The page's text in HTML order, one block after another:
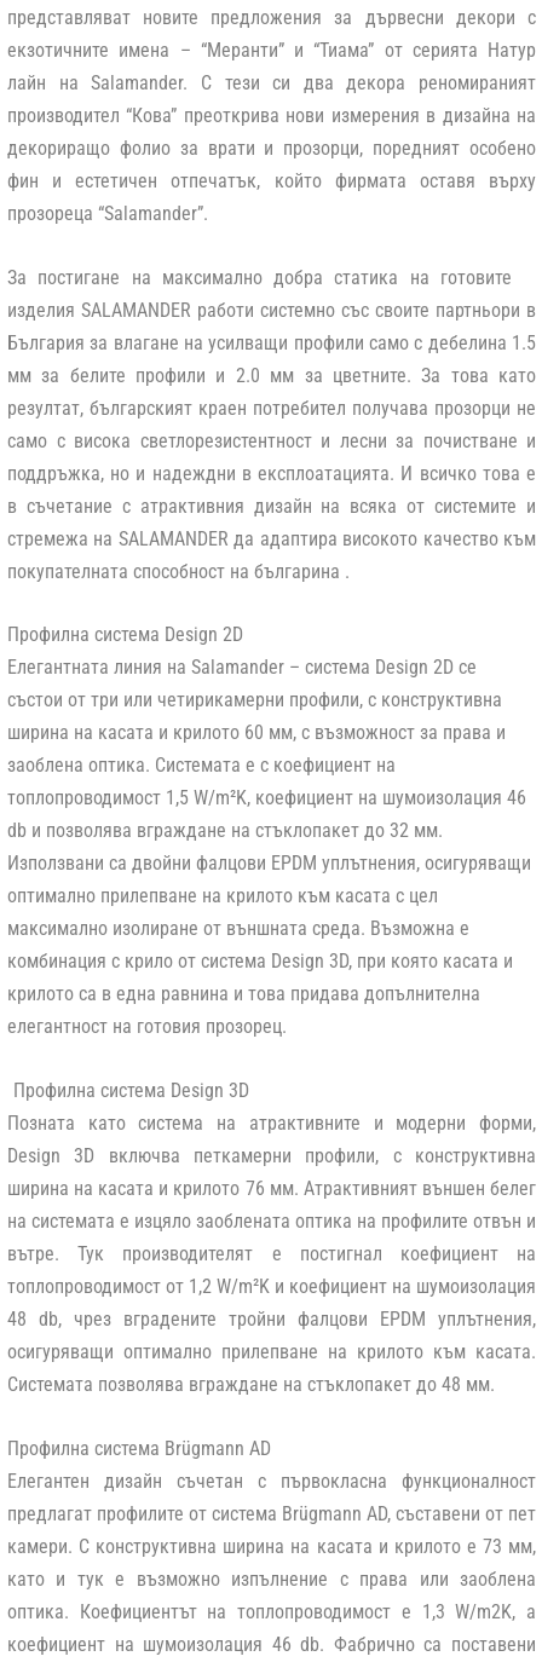
представляват новите предложения за дървесни декори с
екзотичните имена – “Меранти” и “Тиама” от серията Натур
лайн на Salamander. С тези си два декора реномираният
производител “Кова” преоткрива нови измерения в дизайна на
декориращо фолио за врати и прозорци, поредният особено
фин и естетичен отпечатък, който фирмата оставя върху
прозореца “Salamander”.
За постигане на максимално добра статика на готовите
изделия SALAMANDER работи системно със своите партньори в
България за влагане на усилващи профили само с дебелина 1.5
мм за белите профили и 2.0 мм за цветните. За това като
резултат, българският краен потребител получава прозорци не
само с висока светлорезистентност и лесни за почистване и
поддръжка, но и надеждни в експлоатацията. И всичко това е
в съчетание с атрактивния дизайн на всяка от системите и
стремежа на SALAMANDER да адаптира високото качество към
покупателната способност на българина .
Профилна система Design 2D
Елегантната линия на Salamander – система Design 2D се
състои от три или четирикамерни профили, с конструктивна
ширина на касата и крилото 60 мм, с възможност за права и
заоблена оптика. Системата е с коефициент на
топлопроводимост 1,5 W/m²K, коефициент на шумоизолация 46
db и позволява вграждане на стъклопакет до 32 мм.
Използвани са двойни фалцови EPDM уплътнения, осигуряващи
оптимално прилепване на крилото към касата с цел
максимално изолиране от външната среда. Възможна е
комбинация с крило от система Design 3D, при която касата и
крилото са в една равнина и това придава допълнителна
елегантност на готовия прозорец.
Профилна система Design 3D
Позната като система на атрактивните и модерни форми,
Design 3D включва петкамерни профили, с конструктивна
ширина на касата и крилото 76 мм. Атрактивният външен белег
на системата е изцяло заоблената оптика на профилите отвън и
вътре. Тук производителят е постигнал коефициент на
топлопроводимост от 1,2 W/m²K и коефициент на шумоизолация
48 db, чрез вградените тройни фалцови EPDM уплътнения,
осигуряващи оптимално прилепване на крилото към касата.
Системата позволява вграждане на стъклопакет до 48 мм.
Профилна система Brügmann AD
Елегантен дизайн съчетан с първокласна функционалност
предлагат профилите от система Brügmann AD, съставени от пет
камери. С конструктивна ширина на касата и крилото е 73 мм,
като и тук е възможно изпълнение с права или заоблена
оптика. Коефициентът на топлопроводимост е 1,3 W/m2K, а
коефициент на шумоизолация 46 db. Фабрично са поставени